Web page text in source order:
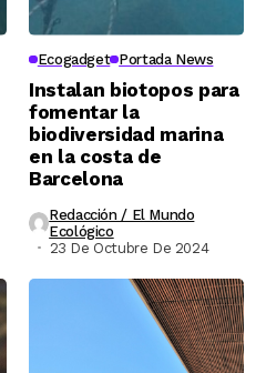
Ecogadget Portada News
Instalan biotopos para
fomentar la
biodiversidad marina
en la costa de
Barcelona
Redacción / El Mundo
Ecológico
23 De Octubre De 2024